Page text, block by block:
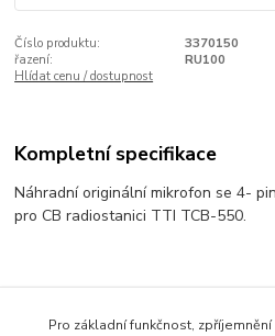
Číslo produktu:
3370150
řazení:
RU100
Hlídat cenu / dostupnost
Kompletní specifikace
Náhradní originální mikrofon se 4-
pro CB radiostanici TTI TCB-550.
Pro základní funkčnost,